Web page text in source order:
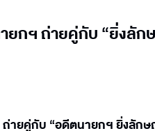
ยกฯ ถ่ายคู่กับ “ยิ่งลัก
ายคู่กับ “อดีตนายกฯ ยิ่งลักษ